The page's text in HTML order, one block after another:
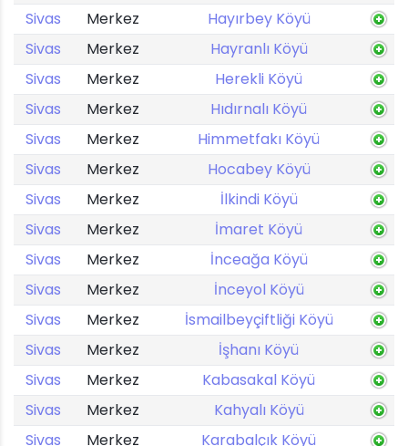
Sivas
Merkez
Hayırbey Köyü
Sivas
Merkez
Hayranlı Köyü
Sivas
Merkez
Herekli Köyü
Sivas
Merkez
Hıdırnalı Köyü
Sivas
Merkez
Himmetfakı Köyü
Sivas
Merkez
Hocabey Köyü
Sivas
Merkez
İlkindi Köyü
Sivas
Merkez
İmaret Köyü
Sivas
Merkez
İnceağa Köyü
Sivas
Merkez
İnceyol Köyü
Sivas
Merkez
İsmailbeyçiftliği Köyü
Sivas
Merkez
İşhanı Köyü
Sivas
Merkez
Kabasakal Köyü
Sivas
Merkez
Kahyalı Köyü
Sivas
Merkez
Karabalçık Köyü